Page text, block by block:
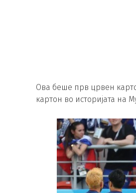
Ова беше прв црвен
картон во историјата на